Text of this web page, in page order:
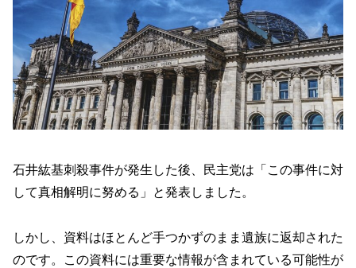
石井紘基刺殺事件が発生した後、民主党は「この事件に対
して真相解明に努める」と発表しました。
しかし、資料はほとんど手つかずのまま遺族に返却された
のです。この資料には重要な情報が含まれている可能性が